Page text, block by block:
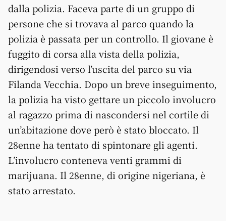
dalla polizia. Faceva parte di un gruppo di
persone che si trovava al parco quando la
polizia è passata per un controllo. Il giovane è
fuggito di corsa alla vista della polizia,
dirigendosi verso l’uscita del parco su via
Filanda Vecchia. Dopo un breve inseguimento,
la polizia ha visto gettare un piccolo involucro
al ragazzo prima di nascondersi nel cortile di
un’abitazione dove però è stato bloccato. Il
28enne ha tentato di spintonare gli agenti.
L’involucro conteneva venti grammi di
marijuana. Il 28enne, di origine nigeriana, è
stato arrestato.